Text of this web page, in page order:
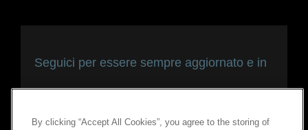
Seguici per essere sempre aggiornato e in
By clicking “Accept All Cookies”, you agree to the storing of